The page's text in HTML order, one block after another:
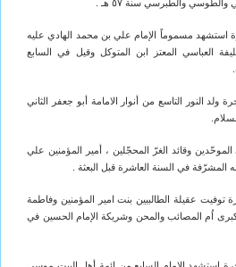
والطوسي والطبرسي سنة ٥٧ هـ .
٢٥٤ للهجرة استشهد مسموماً الإمام علي بن محمد الهادي عليه
العباسي المعتز ابن المتوكل وقيل في السابع
١٩٥ للهجرة ولد النور التاسع من أنوار الامامة أبو جعفر الثاني
وقائد الغرّ المحجّلين ، أمير المؤمنين علي
في السنة العاشرة قبل البعثة .
٦٢ للهجرة توفيت عقيلة الطالبيين بنت امير المؤمنين وفاطمة
اُم المصائب والمحن وشريكة الإمام الحسين في